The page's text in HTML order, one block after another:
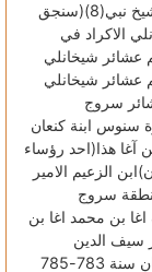
عشائر شيخانلي في سروج وماحولها) ابن الامير الشيخ نبي(8)(سنجق
الاكراد في
الاميرالشيخ بوزان اغا(9)(زعيم عشائر شيخانلي
ابن الشيخ عثمان آغا(10)(زعيم عشائر شيخانلي
اغا(11) (زعيم عشائر سروج
السيدة زهرة سنوس ابنة كنعان
رئيس التركمان(14)). وحسن آغا هذا(احد رؤساء
الزعيم الامير
سروج
اغا بن محمد اغا بن
بيك(16) بن الأمير سيف الدين
الكردي(17) (تولى حكم امارة الجزيرة ابن عمر/بوتان سنة 783-785